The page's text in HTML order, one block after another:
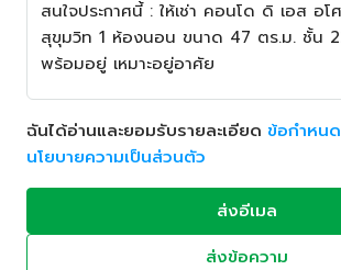
ฉันได้อ่านและยอมรับรายละเอียด ข้อกำหนด
นโยบายความเป็นส่วนตัว
ส่งอีเมล
ส่งข้อความ